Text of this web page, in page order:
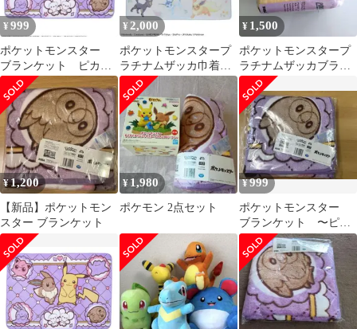
¥ 999
ポケットモンスター
ブランケット ピカチ
ュウ イーブイ ポケ
モン ひざ掛け
¥2,000
ポケットモンスタープ
ラチナムザッカ巾着付
ブランケット
¥ 1,500
ポケットモンスタープ
ラチナムザッカブラン
ケット
¥1,200
【新品】ポケットモン
スター ブランケット
¥ 1,980
ポケモン 2点セット
¥999
ポケットモンスター
ブランケット 〜ピカ
チュウ&イーブイ〜